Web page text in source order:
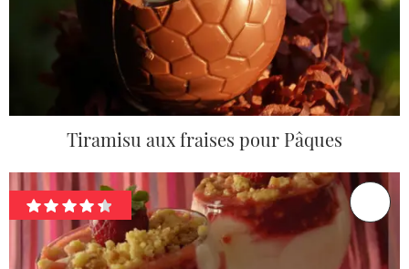
Tiramisu aux fraises pour Pâques